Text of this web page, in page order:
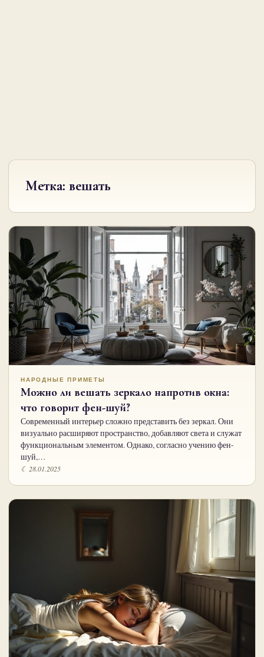
Метка: вешать
НАРОДНЫЕ ПРИМЕТЫ
Можно ли вешать зеркало напротив окна:
что говорит фен-шуй?
Современный интерьер сложно представить без зеркал. Они
визуально расширяют пространство, добавляют света и служат
функциональным элементом. Однако, согласно учению фен-
шуй,…
☾ 28.01.2025